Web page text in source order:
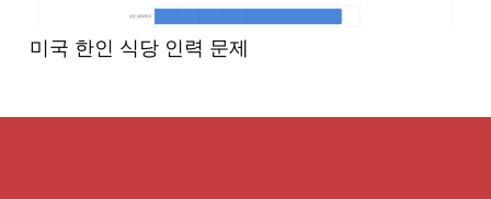
미국 한인 식당 인력 문제